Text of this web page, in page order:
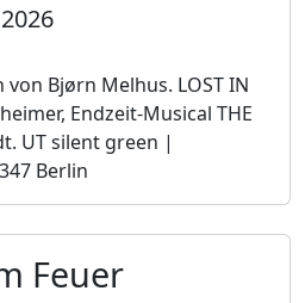
Bjørn Melhus. LOST IN
Endzeit-Musical THE
UT silent green |
Berlin
Feuer